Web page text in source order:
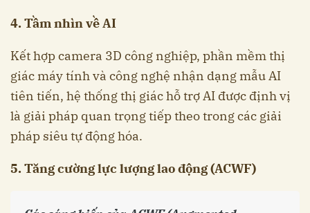
4. Tầm nhìn về AI
Kết hợp camera 3D công nghiệp, phần mềm thị
giác máy tính và công nghệ nhận dạng mẫu AI
tiên tiến, hệ thống thị giác hỗ trợ AI được định vị
là giải pháp quan trọng tiếp theo trong các giải
pháp siêu tự động hóa.
5. Tăng cường lực lượng lao động (ACWF)